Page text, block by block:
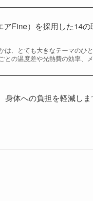
Fine）を採用した14
は、とても大きなテーマのひ
との温度差や光熱費の効率、
体への負担を軽減しま